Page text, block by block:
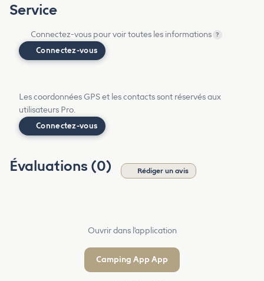
Service
Connectez-vous pour voir toutes les informations ?
Connectez-vous
Les coordonnées GPS et les contacts sont réservés aux
utilisateurs Pro.
Connectez-vous
Évaluations (0) Rédiger un avis
Ouvrir dans l'application
Camping App App